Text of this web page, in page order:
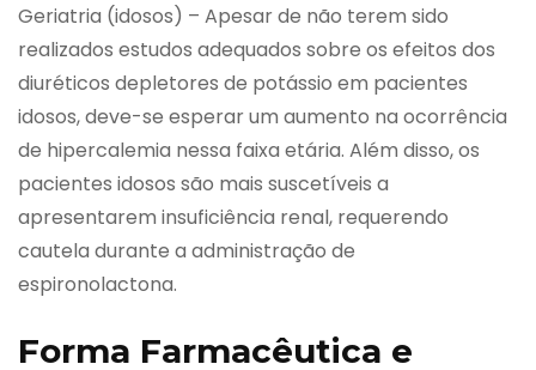
Geriatria (idosos) – Apesar de não terem sido
realizados estudos adequados sobre os efeitos dos
diuréticos depletores de potássio em pacientes
idosos, deve-se esperar um aumento na ocorrência
de hipercalemia nessa faixa etária. Além disso, os
pacientes idosos são mais suscetíveis a
apresentarem insuficiência renal, requerendo
cautela durante a administração de
espironolactona.
Forma Farmacêutica e